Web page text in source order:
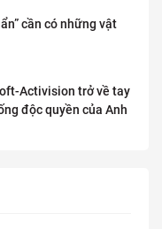
cần có những vật
Activision trở về tay
độc quyền của Anh